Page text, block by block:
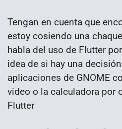
Tengan en cuenta que
estoy cosiendo una
habla del uso de Flutter
idea de si hay una
aplicaciones de GNOME
video o la calculadora por
Flutter